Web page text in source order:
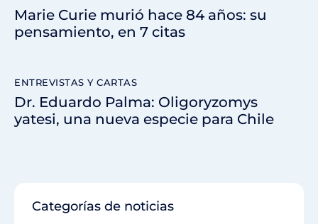
Marie Curie murió hace 84 años: su
pensamiento, en 7 citas
ENTREVISTAS Y CARTAS
Dr. Eduardo Palma: Oligoryzomys
yatesi, una nueva especie para Chile
Categorías de noticias